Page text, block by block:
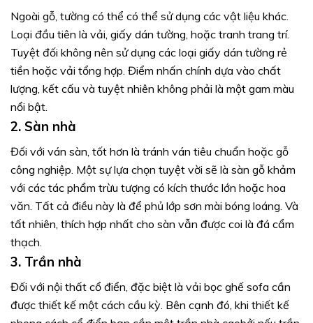
Ngoài gỗ, tường có thể có thể sử dụng các vật liệu khác.
Loại đầu tiên là vải, giấy dán tường, hoặc tranh trang trí.
Tuyệt đối không nên sử dụng các loại giấy dán tường rẻ
tiền hoặc vải tổng hợp. Điểm nhấn chính dựa vào chất
lượng, kết cấu và tuyệt nhiên không phải là một gam màu
nổi bật.
2. Sàn nhà
Đối với ván sàn, tốt hơn là tránh ván tiêu chuẩn hoặc gỗ
công nghiệp. Một sự lựa chọn tuyệt vời sẽ là sàn gỗ khảm
với các tác phẩm trừu tượng có kích thước lớn hoặc hoa
văn. Tất cả điều này là để phủ lớp sơn mài bóng loáng. Và
tất nhiên, thích hợp nhất cho sàn vẫn được coi là đá cẩm
thạch.
3. Trần nhà
Đối với nội thất cổ điển, đặc biệt là vải bọc ghế sofa cần
được thiết kế một cách cầu kỳ. Bên cạnh đó, khi thiết kế